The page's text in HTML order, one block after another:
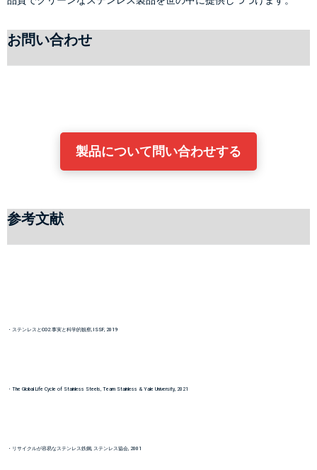
お問い合わせ
製品について問い合わせする
参考文献
・ステンレスとCO2:事実と科学的観察, ISSF, 2019
・The Global Life Cycle of Stainless Steels, Team Stainless & Yale University, 2021
・リサイクルが容易なステンレス鉄鋼, ステンレス協会, 2001